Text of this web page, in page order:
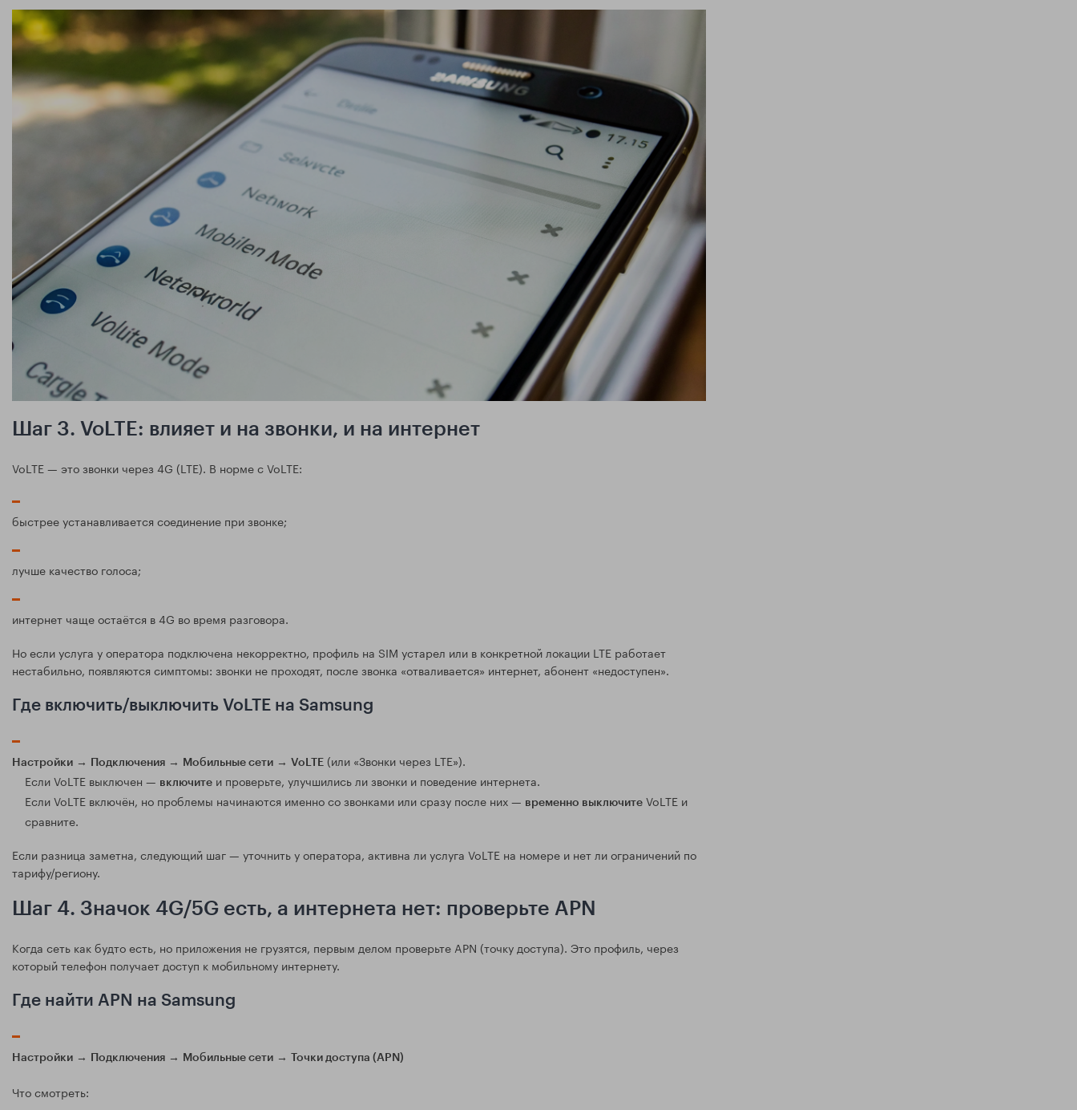
Шаг 3. VoLTE: влияет и на звонки, и на интернет
VoLTE — это звонки через 4G (LTE). В норме с VoLTE:
быстрее устанавливается соединение при звонке;
лучше качество голоса;
интернет чаще остаётся в 4G во время разговора.
Но если услуга у оператора подключена некорректно, профиль на SIM устарел или в конкретной локации LTE работает
нестабильно, появляются симптомы: звонки не проходят, после звонка «отваливается» интернет, абонент «недоступен».
Где включить/выключить VoLTE на Samsung
Настройки → Подключения → Мобильные сети → VoLTE (или «Звонки через LTE»).
Если VoLTE выключен — включите и проверьте, улучшились ли звонки и поведение интернета.
Если VoLTE включён, но проблемы начинаются именно со звонками или сразу после них — временно выключите VoLTE и
сравните.
Если разница заметна, следующий шаг — уточнить у оператора, активна ли услуга VoLTE на номере и нет ли ограничений по
тарифу/региону.
Шаг 4. Значок 4G/5G есть, а интернета нет: проверьте APN
Когда сеть как будто есть, но приложения не грузятся, первым делом проверьте APN (точку доступа). Это профиль, через
который телефон получает доступ к мобильному интернету.
Где найти APN на Samsung
Настройки → Подключения → Мобильные сети → Точки доступа (APN)
Что смотреть: